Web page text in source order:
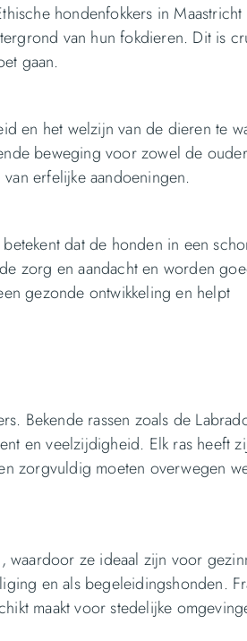
hondenfokkers in Maastricht
van hun fokdieren. Dit is
gaan.
en het welzijn van de dieren te
beweging voor zowel de
erfelijke aandoeningen.
dat de honden in een
zorg en aandacht en worden
gezonde ontwikkeling en helpt
Bekende rassen zoals de
en veelzijdigheid. Elk ras heeft
zorgvuldig moeten overwegen
waardoor ze ideaal zijn voor
en als begeleidingshonden.
maakt voor stedelijke